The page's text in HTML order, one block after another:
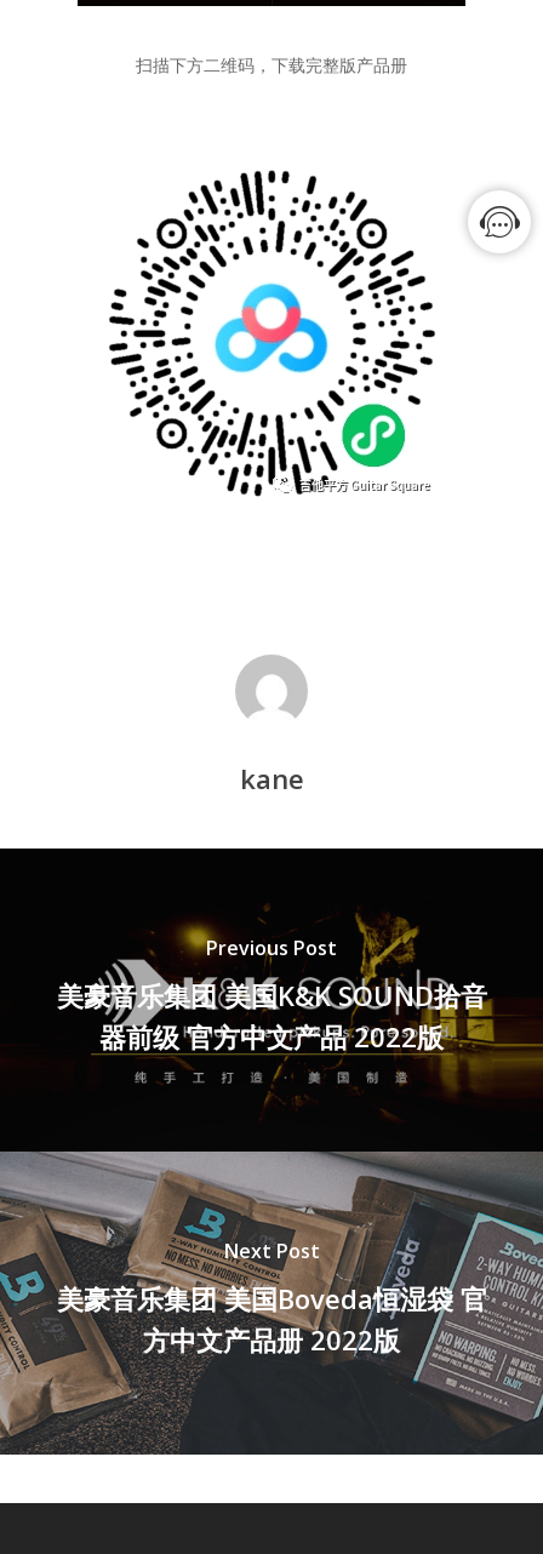
扫描下方二维码，下载完整版产品册
kane
Previous Post
美豪音乐集团 美国K&K SOUND拾音
器前级 官方中文产品 2022版
Next Post
美豪音乐集团 美国Boveda恒湿袋 官
方中文产品册 2022版